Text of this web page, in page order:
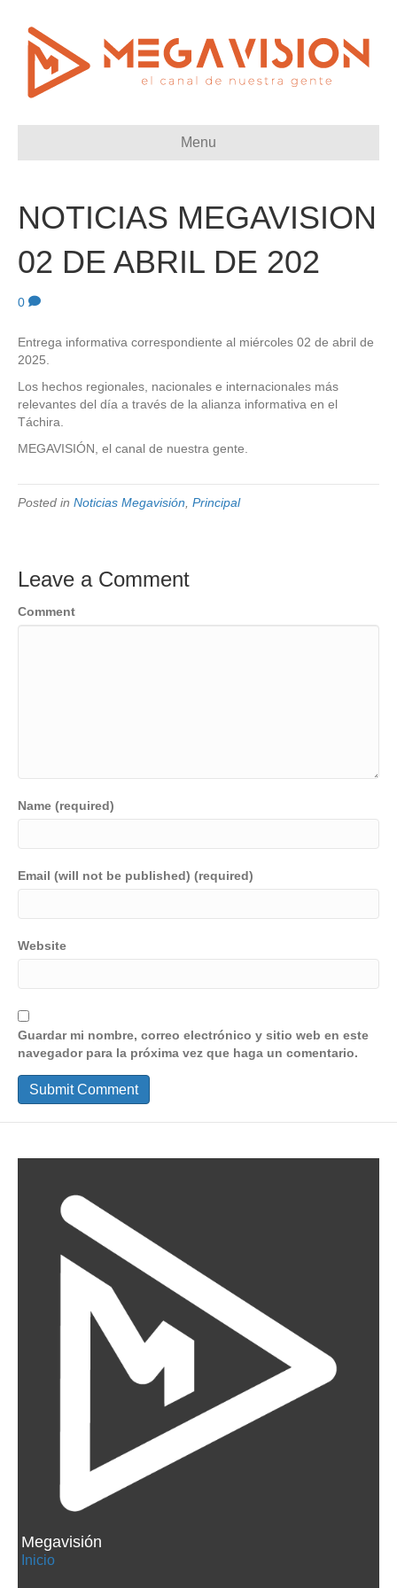
Menu
NOTICIAS MEGAVISION
02 DE ABRIL DE 202
0
Entrega informativa correspondiente al miércoles 02 de abril de
2025.
Los hechos regionales, nacionales e internacionales más
relevantes del día a través de la alianza informativa en el
Táchira.
MEGAVISIÓN, el canal de nuestra gente.
Posted in Noticias Megavisión Principal
Leave a Comment
Comment
Name (required)
Email (will not be published) (required)
Website
Guardar mi nombre, correo electrónico y sitio web en este
navegador para la próxima vez que haga un comentario.
Megavisión
Inicio